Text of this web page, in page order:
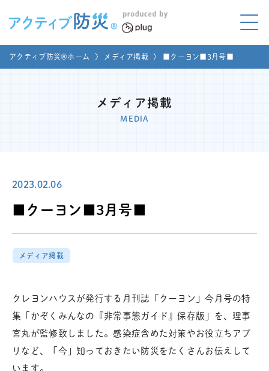
アクティブ防災とは?
MEDIA
講座のご依頼 取材お申し込み
お問い合わせ
アクティブ防災®ホーム 〉 メディア掲載 〉 ■クーヨン■3月号■
メディア掲載
MEDIA
2023.02.06
■クーヨン■3月号■
メディア掲載
クレヨンハウスが発行する月刊誌「クーヨン」今月号の特
集「かぞくみんなの『非常事態ガイド』保存版」を、理事
宮丸が監修致しました。感染症含めた対策やお役立ちアプ
リなど、「今」知っておきたい防災をたくさんお伝えして
います。